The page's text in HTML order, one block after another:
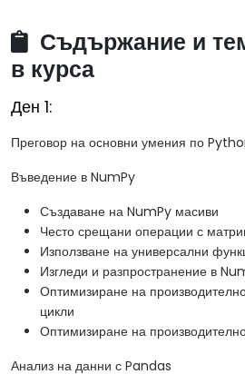
Съдържание и
в курса
Ден 1:
Преговор на основни умения по
Въведение в NumPy
Създаване на NumPy масиви
Често срещани операции с
Използване на универсални
Изгледи и разпространение в
Оптимизиране на
цикли
Оптимизиране на
Анализ на данни с Pandas